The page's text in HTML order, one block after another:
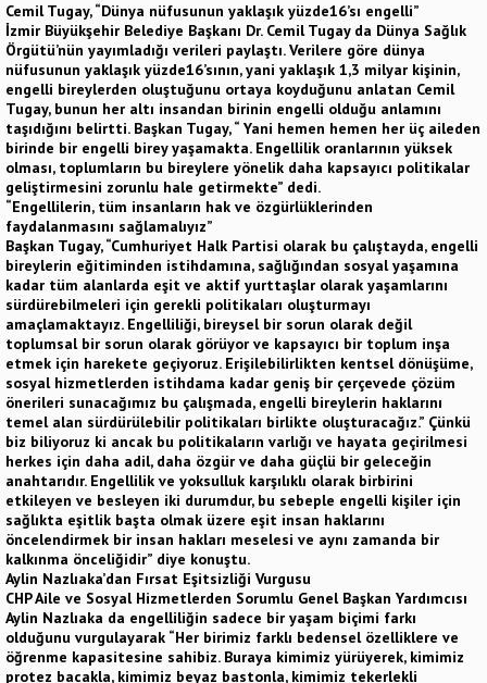
Cemil Tugay, “Dünya nüfusunun yaklaşık yüzde16’sı engelli”
İzmir Büyükşehir Belediye Başkanı Dr. Cemil Tugay da Dünya Sağlık
Örgütü’nün yayımladığı verileri paylaştı. Verilere göre dünya
nüfusunun yaklaşık yüzde16’sının, yani yaklaşık 1,3 milyar kişinin,
engelli bireylerden oluştuğunu ortaya koyduğunu anlatan Cemil
Tugay, bunun her altı insandan birinin engelli olduğu anlamını
taşıdığını belirtti. Başkan Tugay, “ Yani hemen hemen her üç aileden
birinde bir engelli birey yaşamakta. Engellilik oranlarının yüksek
olması, toplumların bu bireylere yönelik daha kapsayıcı politikalar
geliştirmesini zorunlu hale getirmekte” dedi.
“Engellilerin, tüm insanların hak ve özgürlüklerinden
faydalanmasını sağlamalıyız”
Başkan Tugay, “Cumhuriyet Halk Partisi olarak bu çalıştayda, engelli
bireylerin eğitiminden istihdamına, sağlığından sosyal yaşamına
kadar tüm alanlarda eşit ve aktif yurttaşlar olarak yaşamlarını
sürdürebilmeleri için gerekli politikaları oluşturmayı
amaçlamaktayız. Engelliliği, bireysel bir sorun olarak değil
toplumsal bir sorun olarak görüyor ve kapsayıcı bir toplum inşa
etmek için harekete geçiyoruz. Erişilebilirlikten kentsel dönüşüme,
sosyal hizmetlerden istihdama kadar geniş bir çerçevede çözüm
önerileri sunacağımız bu çalışmada, engelli bireylerin haklarını
temel alan sürdürülebilir politikaları birlikte oluşturacağız.” Çünkü
biz biliyoruz ki ancak bu politikaların varlığı ve hayata geçirilmesi
herkes için daha adil, daha özgür ve daha güçlü bir geleceğin
anahtarıdır. Engellilik ve yoksulluk karşılıklı olarak birbirini
etkileyen ve besleyen iki durumdur, bu sebeple engelli kişiler için
sağlıkta eşitlik başta olmak üzere eşit insan haklarını
öncelendirmek bir insan hakları meselesi ve aynı zamanda bir
kalkınma önceliğidir” diye konuştu.
Aylin Nazlıaka’dan Fırsat Eşitsizliği Vurgusu
CHP Aile ve Sosyal Hizmetlerden Sorumlu Genel Başkan Yardımcısı
Aylin Nazlıaka da engelliliğin sadece bir yaşam biçimi farkı
olduğunu vurgulayarak “Her birimiz farklı bedensel özelliklere ve
öğrenme kapasitesine sahibiz. Buraya kimimiz yürüyerek, kimimiz
protez bacakla, kimimiz beyaz bastonla, kimimiz tekerlekli